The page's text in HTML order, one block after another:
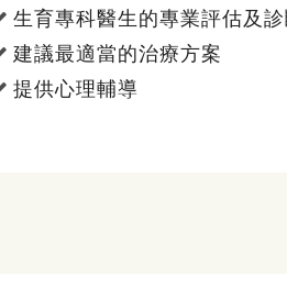
生育專科醫生的專業評估及
建議最適當的治療方案
提供心理輔導